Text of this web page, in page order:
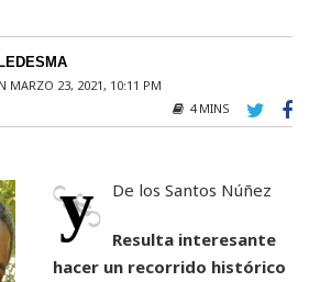
MARZO 23, 2021, 10:11 PM
4 MINS
y De los Santos Núñez
Resulta interesante
hacer un recorrido histórico